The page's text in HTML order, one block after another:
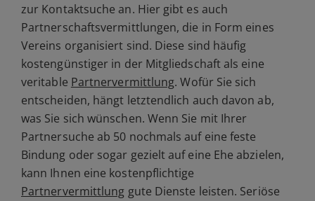
zur Kontaktsuche an. Hier gibt es auch
Partnerschaftsvermittlungen, die in Form eines
Vereins organisiert sind. Diese sind häufig
kostengünstiger in der Mitgliedschaft als eine
veritable Partnervermittlung. Wofür Sie sich
entscheiden, hängt letztendlich auch davon ab,
was Sie sich wünschen. Wenn Sie mit Ihrer
Partnersuche ab 50 nochmals auf eine feste
Bindung oder sogar gezielt auf eine Ehe abzielen,
kann Ihnen eine kostenpflichtige
Partnervermittlung gute Dienste leisten. Seriöse